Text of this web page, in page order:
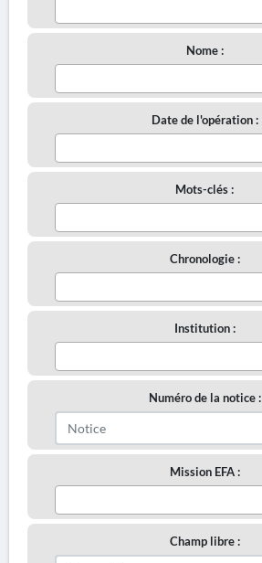
Nome :
Date de l'opération :
Mots-clés :
Chronologie :
Institution :
Numéro de la notice :
Mission EFA :
Champ libre :